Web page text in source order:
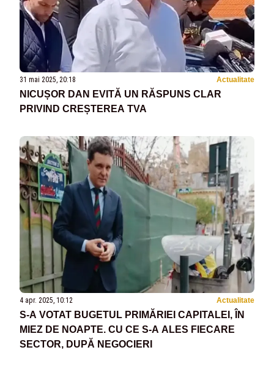
31 mai 2025, 20:18 Actualitate
NICUȘOR DAN EVITĂ UN RĂSPUNS CLAR
PRIVIND CREȘTEREA TVA
4 apr. 2025, 10:12 Actualitate
S-A VOTAT BUGETUL PRIMĂRIEI CAPITALEI, ÎN
MIEZ DE NOAPTE. CU CE S-A ALES FIECARE
SECTOR, DUPĂ NEGOCIERI